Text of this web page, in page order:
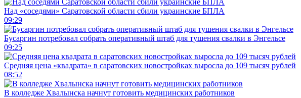
Над «соседями» Саратовской области сбили украинские БПЛА
09:29
Бусаргин потребовал собрать оперативный штаб для тушения свалки в Энгельсе
09:25
Средняя цена «квадрата» в саратовских новостройках выросла до 109 тысяч рублей
08:52
В колледже Хвалынска начнут готовить медицинских работников